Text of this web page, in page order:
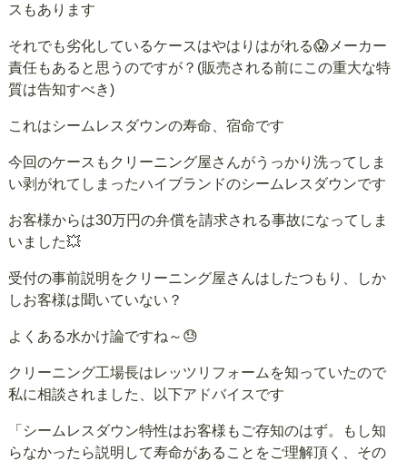
スもあります
それでも劣化しているケースはやはりはがれる😱メーカー
責任もあると思うのですが？(販売される前にこの重大な特
質は告知すべき)
これはシームレスダウンの寿命、宿命です
今回のケースもクリーニング屋さんがうっかり洗ってしま
い剥がれてしまったハイブランドのシームレスダウンです
お客様からは30万円の弁償を請求される事故になってしま
いました💥
受付の事前説明をクリーニング屋さんはしたつもり、しか
しお客様は聞いていない？
よくある水かけ論ですね～😓
クリーニング工場長はレッツリフォームを知っていたので
私に相談されました、以下アドバイスです
「シームレスダウン特性はお客様もご存知のはず。もし知
らなかったら説明して寿命があることをご理解頂く、その